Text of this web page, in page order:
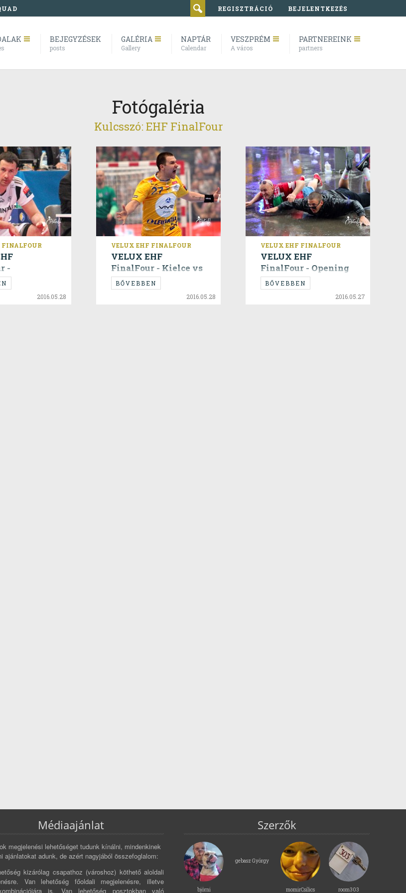
REGISZTRÁCIÓ BEJELENTKEZÉS
BEJEGYZÉSEK
posts
GALÉRIA
Gallery
NAPTÁR
Calendar
VESZPRÉM
A város
PARTNEREINK
partners
Fotógaléria
Kulcsszó: EHF FinalFour
FINALFOUR
-
vs Kiel -
2016.05.28
VELUX EHF FINALFOUR
VELUX EHF
FinalFour - Kielce vs
Párizs - 28:26
BŐVEBBEN
2016.05.28
VELUX EHF FINALFOUR
VELUX EHF
FinalFour - Opening
Party
BŐVEBBEN
2016.05.27
Médiaajánlat
megjelenési lehetőséget tudunk kínálni, mindenkinek
ajánlatokat adunk, de azért nagyjából összefoglalom:
kizárólag csapathoz (városhoz) köthető aloldali
Van lehetőség főoldali megjelenésre, illetve
is. Van lehetőség posztokban való
Szerzők
björni
gebasz György
momirCsilics room303